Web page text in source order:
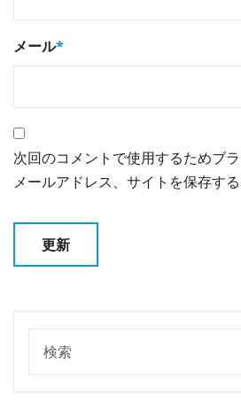
メール*
次回のコメントで使用するためブラ
メールアドレス、サイトを保存する